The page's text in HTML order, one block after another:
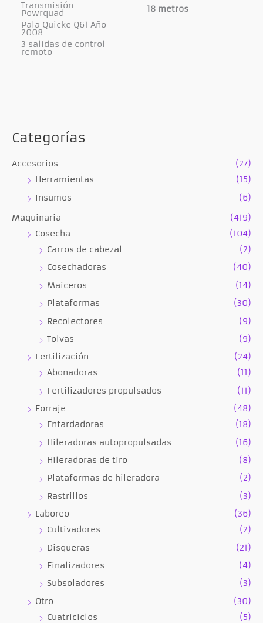
Categorías
Accesorios
(27)
Herramientas
(15)
Insumos
(6)
Maquinaria
(419)
Cosecha
(104)
Carros de cabezal
(2)
Cosechadoras
(40)
Maiceros
(14)
Plataformas
(30)
Recolectores
(9)
Tolvas
(9)
Fertilización
(24)
Abonadoras
(11)
Fertilizadores propulsados
(11)
Forraje
(48)
Enfardadoras
(18)
Hileradoras autopropulsadas
(16)
Hileradoras de tiro
(8)
Plataformas de hileradora
(2)
Rastrillos
(3)
Laboreo
(36)
Cultivadores
(2)
Disqueras
(21)
Finalizadores
(4)
Subsoladores
(3)
Otro
(30)
Cuatriciclos
(5)
Transmisión
Powrquad
Pala Quicke Q61 Año
2008
3 salidas de control
remoto
18 metros